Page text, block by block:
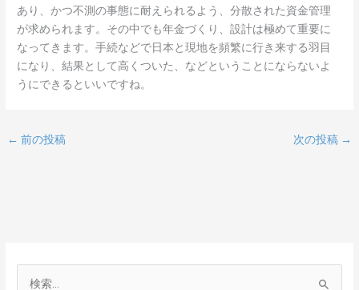
あり、かつ不測の事態に耐えられるよう、分散された資金管理
が求められます。その中でも年金づくり、設計は極めて重要に
なってきます。手続などで日本と現地を頻繁に行き来する羽目
になり、結果として高くついた、などということにならないよ
うにできるといいですね。
← 前の投稿 次の投稿 →